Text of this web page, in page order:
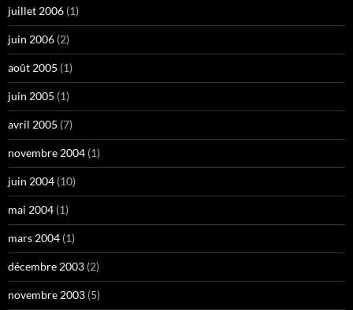
juillet 2006 (1)
juin 2006 (2)
août 2005 (1)
juin 2005 (1)
avril 2005 (7)
novembre 2004 (1)
juin 2004 (10)
mai 2004 (1)
mars 2004 (1)
décembre 2003 (2)
novembre 2003 (5)